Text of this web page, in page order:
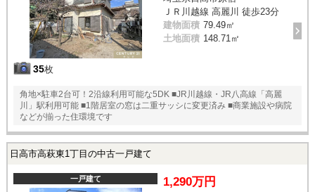
35枚
ＪＲ川越線 高麗川 徒歩23分
建物面積 79.49㎡
土地面積 148.71㎡
角地×駐車2台可！2沿線利用可能な5DK ■JR川越線・JR八高線「高麗
川」駅利用可能 ■1階居室の窓は二重サッシに変更済み ■商業施設や病院
などが揃った住環境です
日高市高萩東1丁目の中古一戸建て
一戸建て 1,290万円